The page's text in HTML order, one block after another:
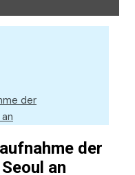
der
der
an